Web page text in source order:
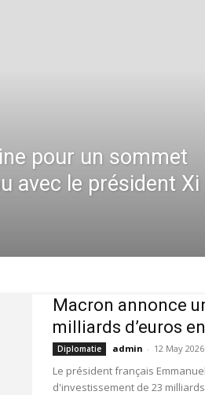
pour un sommet
avec le président Xi
Macron annonce
milliards d’euros
Diplomatie admin - 12 May 2026
Le président français
d'investissement de 23